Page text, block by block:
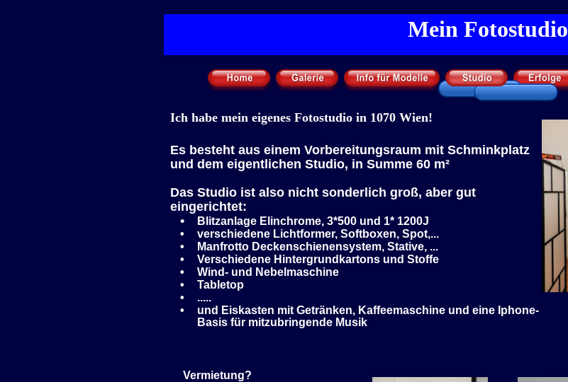
Mein Fotostudio
Ich habe mein eigenes Fotostudio in 1070 Wien!
Es besteht aus einem Vorbereitungsraum mit Schminkplatz
und dem eigentlichen Studio, in Summe 60 m²
Das Studio ist also nicht sonderlich groß, aber gut
eingerichtet:
•
Blitzanlage Elinchrome, 3*500 und 1* 1200J
•
verschiedene Lichtformer, Softboxen, Spot,...
•
Manfrotto Deckenschienensystem, Stative, ...
•
Verschiedene Hintergrundkartons und Stoffe
•
Wind- und Nebelmaschine
•
Tabletop
•
.....
•
und Eiskasten mit Getränken, Kaffeemaschine und eine Iphone-
Basis für mitzubringende Musik
Vermietung?